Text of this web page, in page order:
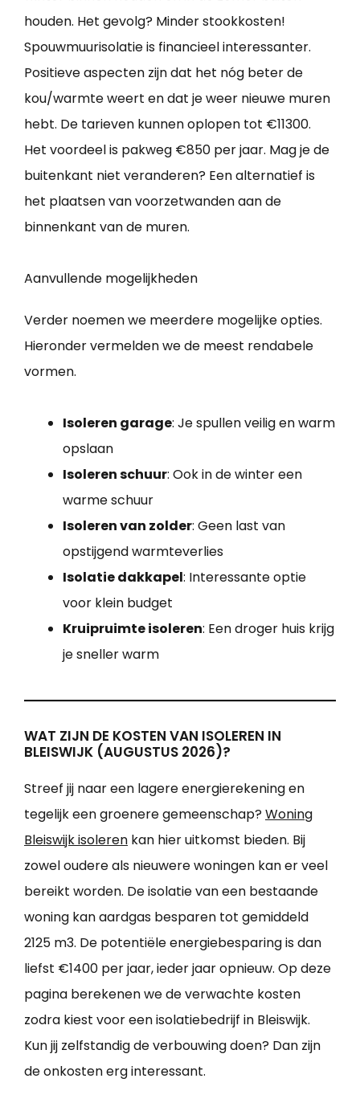
houden. Het gevolg? Minder stookkosten!
Spouwmuurisolatie is financieel interessanter.
Positieve aspecten zijn dat het nóg beter de
kou/warmte weert en dat je weer nieuwe muren
hebt. De tarieven kunnen oplopen tot €11300.
Het voordeel is pakweg €850 per jaar. Mag je de
buitenkant niet veranderen? Een alternatief is
het plaatsen van voorzetwanden aan de
binnenkant van de muren.
Aanvullende mogelijkheden
Verder noemen we meerdere mogelijke opties.
Hieronder vermelden we de meest rendabele
vormen.
Isoleren garage: Je spullen veilig en warm
opslaan
Isoleren schuur: Ook in de winter een
warme schuur
Isoleren van zolder: Geen last van
opstijgend warmteverlies
Isolatie dakkapel: Interessante optie
voor klein budget
Kruipruimte isoleren: Een droger huis krijg
je sneller warm
WAT ZIJN DE KOSTEN VAN ISOLEREN IN
BLEISWIJK (AUGUSTUS 2026)?
Streef jij naar een lagere energierekening en
tegelijk een groenere gemeenschap? Woning
Bleiswijk isoleren kan hier uitkomst bieden. Bij
zowel oudere als nieuwere woningen kan er veel
bereikt worden. De isolatie van een bestaande
woning kan aardgas besparen tot gemiddeld
2125 m3. De potentiële energiebesparing is dan
liefst €1400 per jaar, ieder jaar opnieuw. Op deze
pagina berekenen we de verwachte kosten
zodra kiest voor een isolatiebedrijf in Bleiswijk.
Kun jij zelfstandig de verbouwing doen? Dan zijn
de onkosten erg interessant.